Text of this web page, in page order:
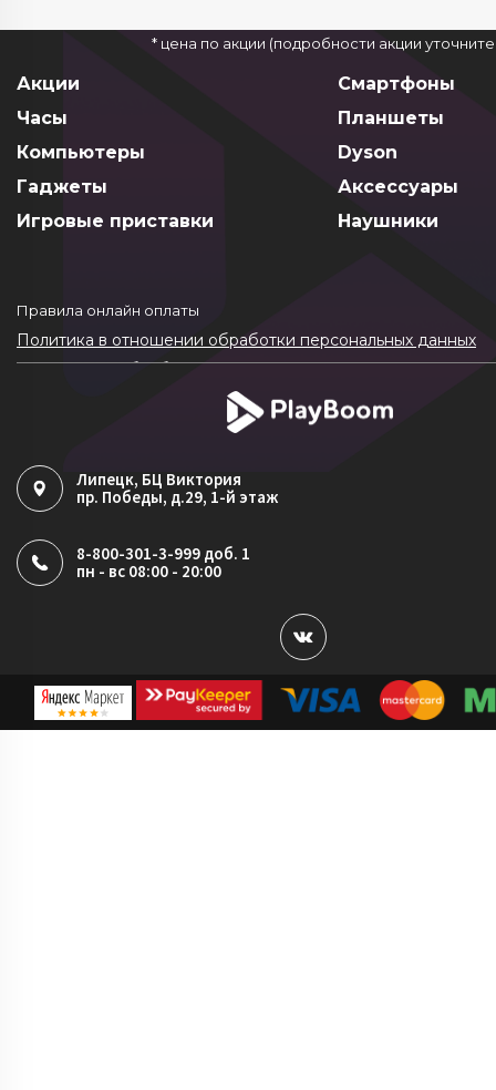
* цена по акции (подробности акции
Акции
Смартфоны
Часы
Планшеты
Компьютеры
Dyson
Гаджеты
Аксессуары
Игровые приставки
Наушники
Правила онлайн оплаты
Политика в отношении обработки персональных данных
Согласие на обработку ПДн
Политика обработки файлов cookie
Липецк, БЦ Виктория
пр. Победы, д.29, 1-й этаж
8-800-301-3-999 доб. 1
пн - вс 08:00 - 20:00